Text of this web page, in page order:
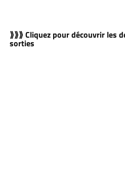
⟫⟫⟫ Cliquez pour découvrir les
sorties